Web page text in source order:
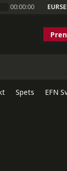
00:00:00
Spets EFN